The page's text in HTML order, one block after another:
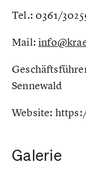
Tel.: 0361/
Mail:
Sennewald
Website:
Galerie